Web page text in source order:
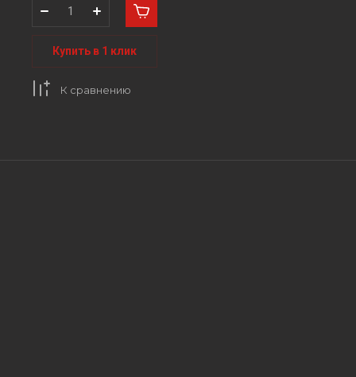
Купить в 1 клик
К сравнению